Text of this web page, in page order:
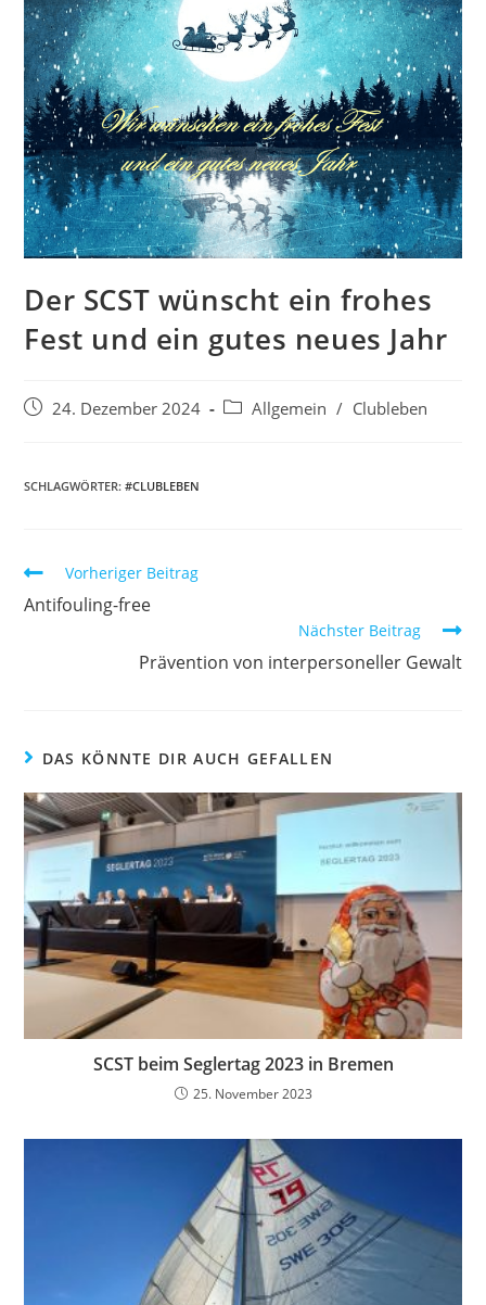
Der SCST wünscht ein frohes
Fest und ein gutes neues Jahr
Beitrag24. Dezember 2024
Beitrags-
Allgemein / Clubleben
SCHLAGWÖRTER:#CLUBLEBEN
Weitere
Artikel
ansehen
Vorheriger Beitrag
Antifouling-free
Nächster Beitrag
Prävention von interpersoneller Gewalt
DAS KÖNNTE DIR AUCH GEFALLEN
SCST beim Seglertag 2023 in Bremen
25. November 2023